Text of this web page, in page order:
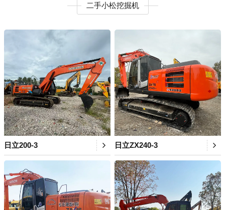
二手小松挖掘机
日立200-3 日立ZX240-3